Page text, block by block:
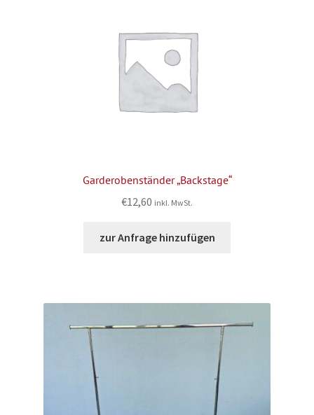
Garderobenständer „Backstage“
€12,60 inkl. MwSt.
zur Anfrage hinzufügen